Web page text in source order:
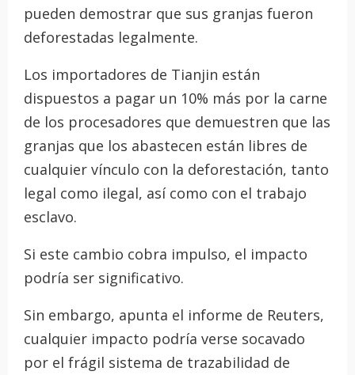
pueden demostrar que sus granjas fueron
deforestadas legalmente.
Los importadores de Tianjin están
dispuestos a pagar un 10% más por la carne
de los procesadores que demuestren que las
granjas que los abastecen están libres de
cualquier vínculo con la deforestación, tanto
legal como ilegal, así como con el trabajo
esclavo.
Si este cambio cobra impulso, el impacto
podría ser significativo.
Sin embargo, apunta el informe de Reuters,
cualquier impacto podría verse socavado
por el frágil sistema de trazabilidad de